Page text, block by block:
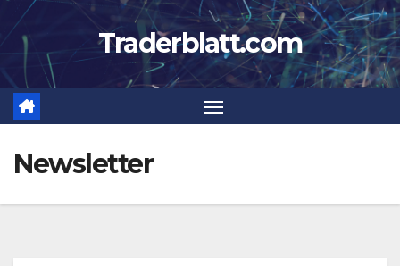
Zum
Inhalt
springen
Traderblatt.com
Newsletter